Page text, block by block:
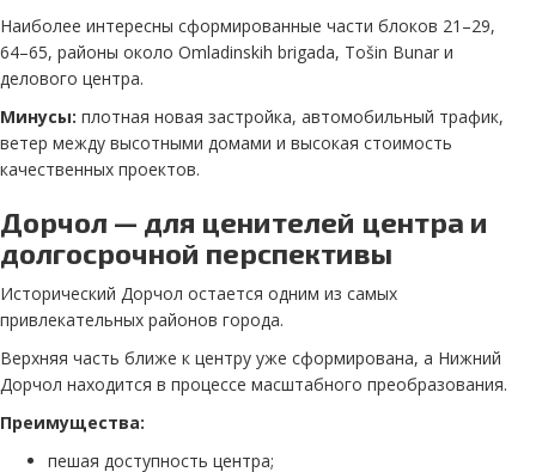
Наиболее интересны сформированные части блоков 21–29,
64–65, районы около Omladinskih brigada, Tošin Bunar и
делового центра.
Минусы: плотная новая застройка, автомобильный трафик,
ветер между высотными домами и высокая стоимость
качественных проектов.
Дорчол — для ценителей центра и
долгосрочной перспективы
Исторический Дорчол остается одним из самых
привлекательных районов города.
Верхняя часть ближе к центру уже сформирована, а Нижний
Дорчол находится в процессе масштабного преобразования.
Преимущества:
пешая доступность центра;